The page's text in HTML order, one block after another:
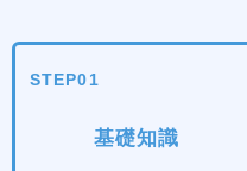
STEP01
基礎知識